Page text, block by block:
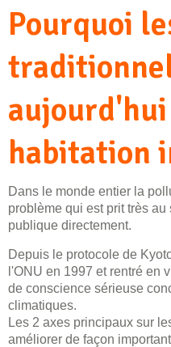
Pourquoi
habitation
Dans le monde entier la
problème qui est prit très
publique directement.
Depuis le protocole de
l'ONU en 1997 et rentré en
de conscience sérieuse
climatiques.
Les 2 axes principaux sur
améliorer de façon